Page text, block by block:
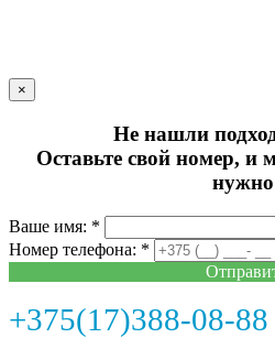
×
Не нашли
Оставьте свой номер, и
Ваше имя: *
Номер телефона: *
+375(17)388-08-88